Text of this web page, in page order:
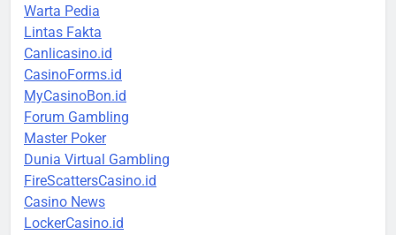
Warta Pedia
Lintas Fakta
Canlicasino.id
CasinoForms.id
MyCasinoBon.id
Forum Gambling
Master Poker
Dunia Virtual Gambling
FireScattersCasino.id
Casino News
LockerCasino.id